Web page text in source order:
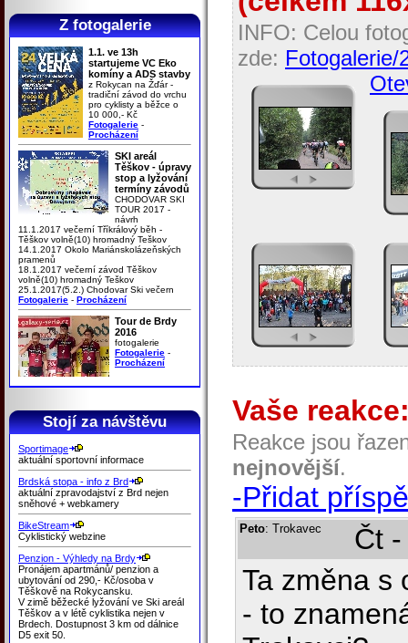
Z fotogalerie
1.1. ve 13h
startujeme VC Eko
komíny a ADS stavby
z Rokycan na Žďár -
tradiční závod do vrchu
pro cyklisty a běžce o
10 000,- Kč
Fotogalerie -
Procházení
SKI areál
Těškov - úpravy
stop a lyžování
termíny závodů
CHODOVAR SKI
TOUR 2017 -
návrh
11.1.2017 večerní Tříkrálový běh -
Těškov volně(10) hromadný Teškov
14.1.2017 Okolo Mariánskolázeňských
pramenů
18.1.2017 večerní závod Těškov
volně(10) hromadný Teškov
25.1.2017(5.2.) Chodovar Ski večern
Fotogalerie - Procházení
Tour de Brdy
2016
fotogalerie
Fotogalerie -
Procházení
Stojí za návštěvu
Sportimage
aktuální sportovní informace
Brdská stopa - info z Brd
aktuální zpravodajství z Brd nejen
sněhové + webkamery
BikeStream
Cyklistický webzine
Penzion - Výhledy na Brdy
Pronájem apartmánů/ penzion a
ubytování od 290,- Kč/osoba v
Těškově na Rokycansku.
V zimě běžecké lyžování ve Ski areál
Těškov a v létě cyklistika nejen v
Brdech. Dostupnost 3 km od dálnice
D5 exit 50.
INFO: Celou
zde: Fotogalerie/
Vaše
Reakce jsou
nejnovější.
-Přidat
Peto: Trokavec
Čt
Ta změna s
- to